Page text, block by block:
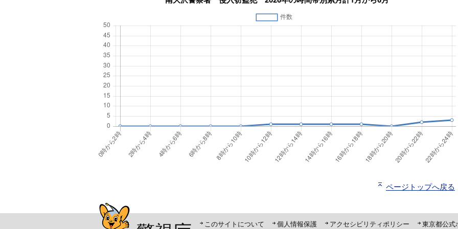
ページトップへ戻る
このサイトについて 個人情報保護 アクセシビリティポリシー 東京都公式